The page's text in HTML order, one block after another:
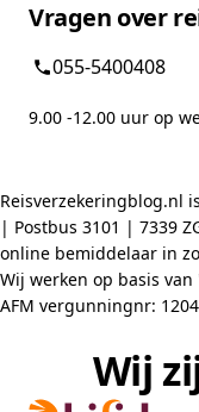
Vragen over
055-5400408
9.00 -12.00 uur op
Reisverzekeringblog.nl
| Postbus 3101 | 7339
online bemiddelaar in
Wij werken op basis
AFM vergunningnr:
Wij